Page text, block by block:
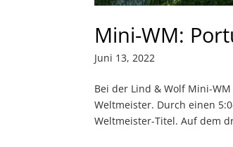
Mini-WM:
Juni 13, 2022
Bei der Lind & Wolf Mini-
Weltmeister. Durch einen
Weltmeister-Titel. Auf dem